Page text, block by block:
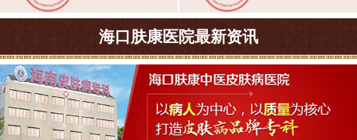
海口肤康医院最新资讯